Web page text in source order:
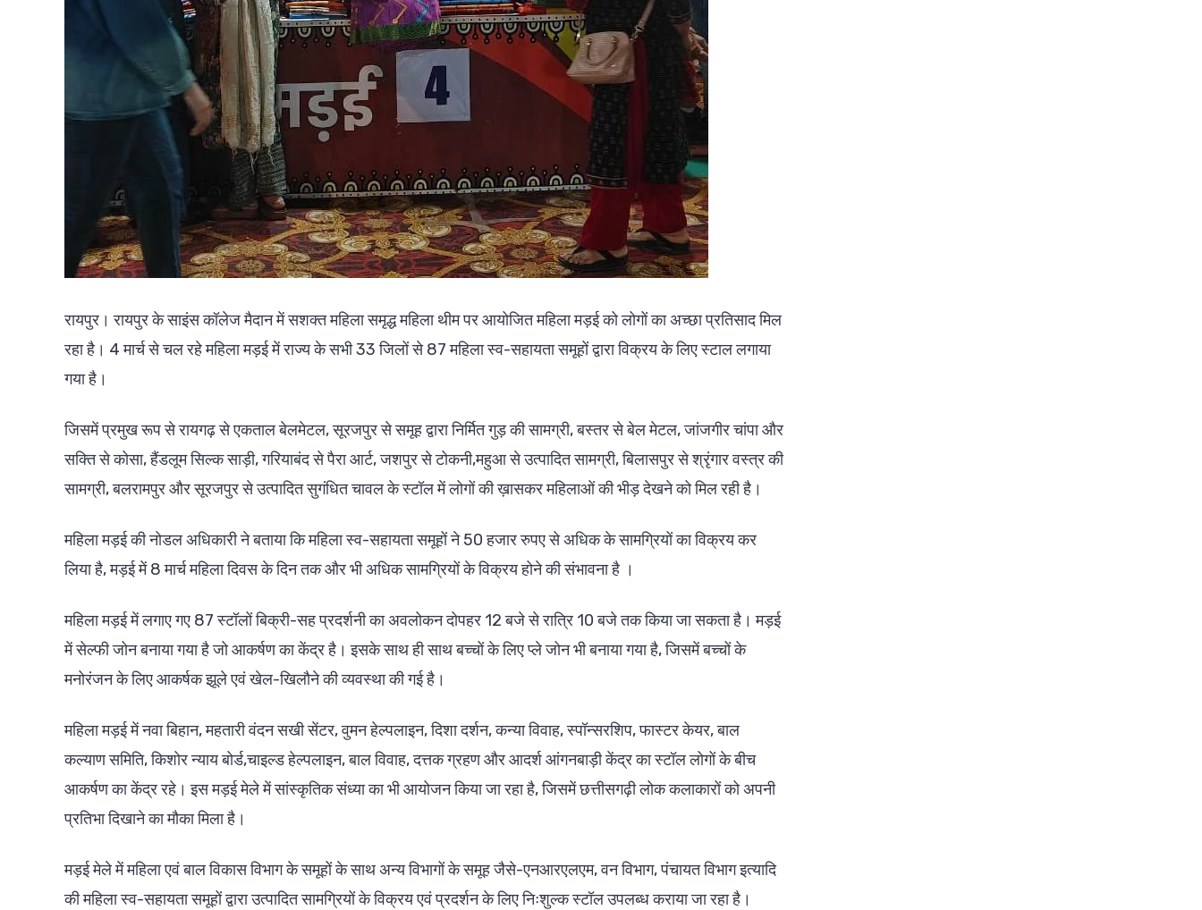
रायपुर। रायपुर के साइंस कॉलेज मैदान में सशक्त महिला समृद्ध महिला थीम पर आयोजित महिला मड़ई को लोगों का अच्छा प्रतिसाद मिल
रहा है। 4 मार्च से चल रहे महिला मड़ई में राज्य के सभी 33 जिलों से 87 महिला स्व-सहायता समूहों द्वारा विक्रय के लिए स्टाल लगाया
गया है।
जिसमें प्रमुख रूप से रायगढ़ से एकताल बेलमेटल, सूरजपुर से समूह द्वारा निर्मित गुड़ की सामग्री, बस्तर से बेल मेटल, जांजगीर चांपा और
सक्ति से कोसा, हैंडलूम सिल्क साड़ी, गरियाबंद से पैरा आर्ट, जशपुर से टोकनी,महुआ से उत्पादित सामग्री, बिलासपुर से श्रृंगार वस्त्र की
सामग्री, बलरामपुर और सूरजपुर से उत्पादित सुगंधित चावल के स्टॉल में लोगों की ख़ासकर महिलाओं की भीड़ देखने को मिल रही है।
महिला मड़ई की नोडल अधिकारी ने बताया कि महिला स्व-सहायता समूहों ने 50 हजार रुपए से अधिक के सामग्रियों का विक्रय कर
लिया है, मड़ई में 8 मार्च महिला दिवस के दिन तक और भी अधिक सामग्रियों के विक्रय होने की संभावना है ।
महिला मड़ई में लगाए गए 87 स्टॉलों बिक्री-सह प्रदर्शनी का अवलोकन दोपहर 12 बजे से रात्रि 10 बजे तक किया जा सकता है। मड़ई
में सेल्फी जोन बनाया गया है जो आकर्षण का केंद्र है। इसके साथ ही साथ बच्चों के लिए प्ले जोन भी बनाया गया है, जिसमें बच्चों के
मनोरंजन के लिए आकर्षक झूले एवं खेल-खिलौने की व्यवस्था की गई है।
महिला मड़ई में नवा बिहान, महतारी वंदन सखी सेंटर, वुमन हेल्पलाइन, दिशा दर्शन, कन्या विवाह, स्पॉन्सरशिप, फास्टर केयर, बाल
कल्याण समिति, किशोर न्याय बोर्ड,चाइल्ड हेल्पलाइन, बाल विवाह, दत्तक ग्रहण और आदर्श आंगनबाड़ी केंद्र का स्टॉल लोगों के बीच
आकर्षण का केंद्र रहे। इस मड़ई मेले में सांस्कृतिक संध्या का भी आयोजन किया जा रहा है, जिसमें छत्तीसगढ़ी लोक कलाकारों को अपनी
प्रतिभा दिखाने का मौका मिला है।
मड़ई मेले में महिला एवं बाल विकास विभाग के समूहों के साथ अन्य विभागों के समूह जैसे-एनआरएलएम, वन विभाग, पंचायत विभाग इत्यादि
की महिला स्व-सहायता समूहों द्वारा उत्पादित सामग्रियों के विक्रय एवं प्रदर्शन के लिए निःशुल्क स्टॉल उपलब्ध कराया जा रहा है।